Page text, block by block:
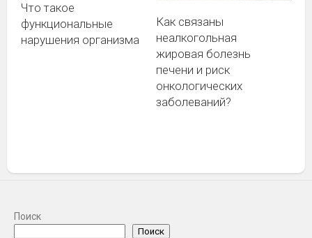
Что такое
функциональные
нарушения организма
Как связаны
неалкогольная
жировая болезнь
печени и риск
онкологических
заболеваний?
Поиск
Поиск